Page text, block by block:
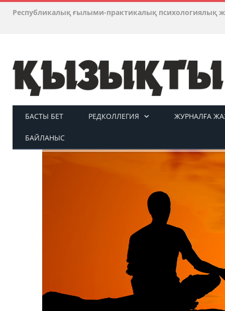
Республикалық ғылыми-практикалық психологиялық
БАСТЫ БЕТ РЕДКОЛЛЕГИЯ ЖУРНАЛҒА
БАЙЛАНЫС